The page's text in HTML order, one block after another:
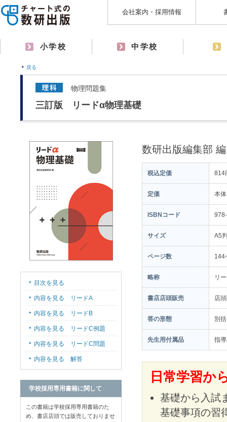
会社案内・採用情報
小学校 中学校
戻る
物理問題集
三訂版 リードα物理基礎
数研出版編集部 編
税込定価 814
定価 本
ISBNコード
サイズ A5
ページ数 144
略称 リ
書店店頭販売 店
答の形態 別
先生用付属品 指
日常学習か
基礎から入試
基礎事項の習
目次を見る
内容を見る リードA
内容を見る リードB
内容を見る リードC例題
内容を見る リードC問題
内容を見る 解答
学校採用専用書籍に関して
この書籍は学校採用専用書籍のた
め、書店店頭では販売しておりませ